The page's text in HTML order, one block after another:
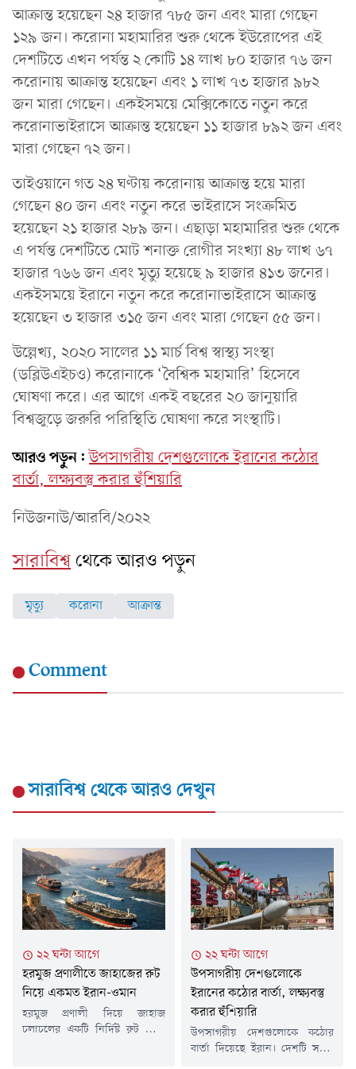
আক্রান্ত হয়েছেন ২৪ হাজার ৭৮৫ জন এবং মারা গেছেন
১২৯ জন। করোনা মহামারির শুরু থেকে ইউরোপের এই
দেশটিতে এখন পর্যন্ত ২ কোটি ১৪ লাখ ৮০ হাজার ৭৬ জন
করোনায় আক্রান্ত হয়েছেন এবং ১ লাখ ৭৩ হাজার ৯৮২
জন মারা গেছেন। একইসময়ে মেক্সিকোতে নতুন করে
করোনাভাইরাসে আক্রান্ত হয়েছেন ১১ হাজার ৮৯২ জন এবং
মারা গেছেন ৭২ জন।
তাইওয়ানে গত ২৪ ঘণ্টায় করোনায় আক্রান্ত হয়ে মারা
গেছেন ৪০ জন এবং নতুন করে ভাইরাসে সংক্রমিত
হয়েছেন ২১ হাজার ২৮৯ জন। এছাড়া মহামারির শুরু থেকে
এ পর্যন্ত দেশটিতে মোট শনাক্ত রোগীর সংখ্যা ৪৮ লাখ ৬৭
হাজার ৭৬৬ জন এবং মৃত্যু হয়েছে ৯ হাজার ৪১৩ জনের।
একইসময়ে ইরানে নতুন করে করোনাভাইরাসে আক্রান্ত
হয়েছেন ৩ হাজার ৩১৫ জন এবং মারা গেছেন ৫৫ জন।
উল্লেখ্য, ২০২০ সালের ১১ মার্চ বিশ্ব স্বাস্থ্য সংস্থা
(ডব্লিউএইচও) করোনাকে ‘বৈশ্বিক মহামারি’ হিসেবে
ঘোষণা করে। এর আগে একই বছরের ২০ জানুয়ারি
বিশ্বজুড়ে জরুরি পরিস্থিতি ঘোষণা করে সংস্থাটি।
আরও পড়ুন: উপসাগরীয় দেশগুলোকে ইরানের কঠোর
বার্তা, লক্ষ্যবস্তু করার হুঁশিয়ারি
নিউজনাউ/আরবি/২০২২
সারাবিশ্বথেকে আরও পড়ুন
মৃত্যু করোনা আক্রান্ত
Comment
সারাবিশ্বথেকে আরও দেখুন
২২ ঘন্টা আগে
হরমুজ প্রণালীতে জাহাজের রুট
নিয়ে একমত ইরান-ওমান
হরমুজ প্রণালী দিয়ে জাহাজ
চলাচলের একটি নির্দিষ্ট রুট নিয়ে
২২ ঘন্টা আগে
উপসাগরীয় দেশগুলোকে
ইরানের কঠোর বার্তা, লক্ষ্যবস্তু
করার হুঁশিয়ারি
উপসাগরীয় দেশগুলোকে কঠোর
বার্তা দিয়েছে ইরান। দেশটি সতর্ক